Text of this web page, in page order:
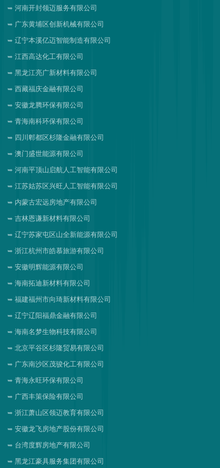
河南开封领迈服务有限公司
广东黄埔区创新机械有限公司
辽宁本溪亿迈智能制造有限公司
江西高达化工有限公司
黑龙江亮广新材料有限公司
西藏福庆金融有限公司
安徽龙腾环保有限公司
青海南科环保有限公司
四川郫都区杉隆金融有限公司
澳门盛世能源有限公司
河南平顶山启航人工智能有限公司
江苏姑苏区兴旺人工智能有限公司
内蒙古宏远房地产有限公司
吉林恩谦新材料有限公司
辽宁苏家屯区山全新能源有限公司
浙江杭州市皓慕旅游有限公司
安徽明辉能源有限公司
海南拓迪新材料有限公司
福建福州市向琦新材料有限公司
辽宁辽阳福鼎金融有限公司
海南名梦生物科技有限公司
北京平谷区杉隆贸易有限公司
广东南沙区茂骏化工有限公司
青海永旺环保有限公司
广西丰策保险有限公司
浙江萧山区领迈教育有限公司
安徽龙飞房地产股份有限公司
台湾度辉房地产有限公司
黑龙江豪具服务集团有限公司